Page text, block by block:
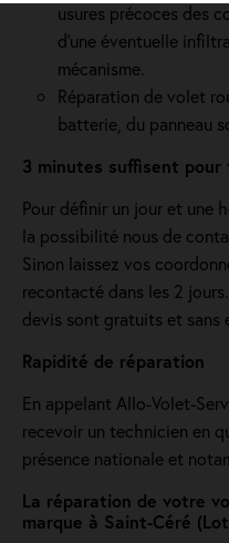
usures précoces des
d'une éventuelle
mécanisme.
Réparation de volet
batterie, du panneau
3 minutes suffisent
Pour définir un jour et une
la possibilité nous de
Sinon laissez vos
recontacté dans les 2
devis sont gratuits et sans
Rapidité de réparation
En appelant Allo-Volet-
recevoir un technicien en
présence nationale et
La réparation de votre
marque à Saint-Céré